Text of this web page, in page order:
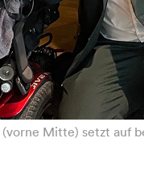
Mitte) setzt auf